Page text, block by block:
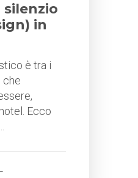
silenzio
in
è tra i
che
Ecco